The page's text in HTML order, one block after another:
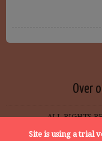
Over
ALL RIGHTS
Site is using a trial